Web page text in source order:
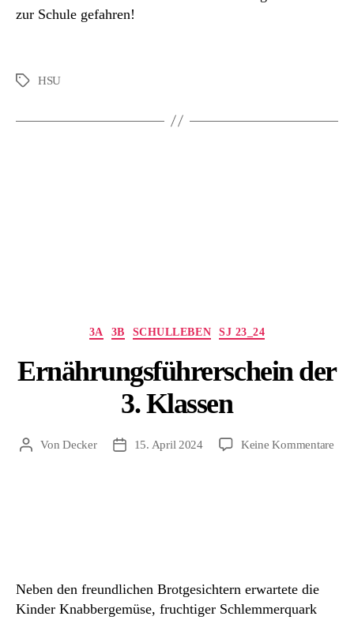
zur Schule gefahren!
Schlagwörter
HSU
Kategorien
3A 3B SCHULLEBEN SJ 23_24
Ernährungsführerschein der
3. Klassen
Beitragsautor
VonDecker Beitragsdatum
15. April 2024 Keine Kommentarezu
Neben den freundlichen Brotgesichtern erwartete die
Kinder Knabbergemüse, fruchtiger Schlemmerquark